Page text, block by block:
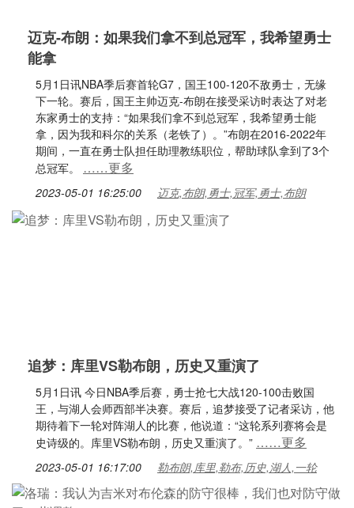
迈克-布朗：如果我们拿不到总冠军，我希望勇士
能拿
5月1日讯NBA季后赛首轮G7，国王100-120不敌勇士，无缘
下一轮。赛后，国王主帅迈克-布朗在接受采访时表达了对老
东家勇士的支持：“如果我们拿不到总冠军，我希望勇士能
拿，因为我和科尔的关系（老铁了）。”布朗在2016-2022年
期间，一直在勇士队担任助理教练职位，帮助球队拿到了3个
总冠军。 ……更多
2023-05-01 16:25:00 迈克,布朗,勇士,冠军,勇士,布朗
追梦：库里VS勒布朗，历史又重演了
5月1日讯 今日NBA季后赛，勇士抢七大战120-100击败国
王，与湖人会师西部半决赛。赛后，追梦接受了记者采访，他
期待着下一轮对阵湖人的比赛，他说道：“这轮系列赛将会是
史诗级的。库里VS勒布朗，历史又重演了。” ……更多
2023-05-01 16:17:00 勒布朗,库里,勒布,历史,湖人,一轮